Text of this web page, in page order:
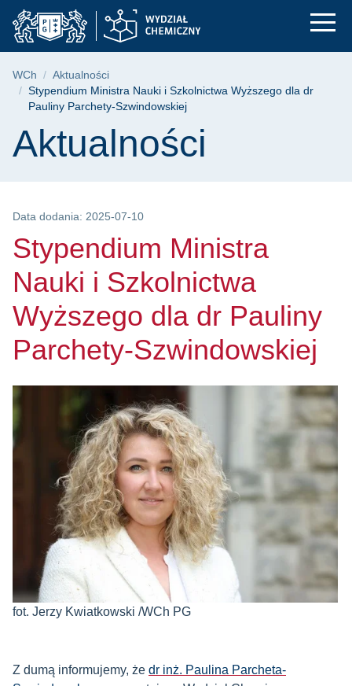
Przejdź
do
menu
Przejdź
do
wyszukiwarki
Przejdź
do
treści
Stypendium
Ścieżka nawigacyjna
WCh
Aktualności
Stypendium Ministra Nauki i Szkolnictwa Wyższego dla dr
Pauliny Parchety-Szwindowskiej
Treść strony
Aktualności
Data dodania: 2025-07-10
Stypendium Ministra
Nauki i Szkolnictwa
Wyższego dla dr Pauliny
Parchety-Szwindowskiej
fot. Jerzy Kwiatkowski /WCh PG
Z dumą informujemy, że dr inż. Paulina Parcheta-